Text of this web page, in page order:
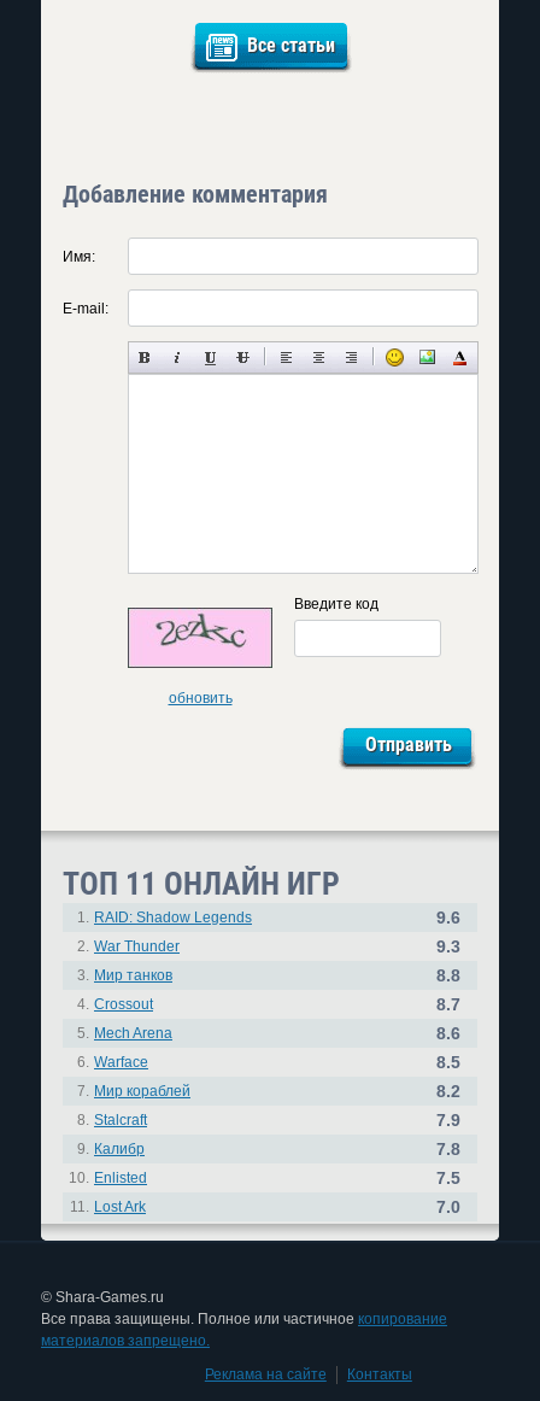
Все статьи
Добавление комментария
Имя:
E-mail:
обновить
Введите код
ТОП 11 ОНЛАЙН ИГР
1. RAID: Shadow Legends 9.6
2. War Thunder 9.3
3. Мир танков 8.8
4. Crossout 8.7
5. Mech Arena 8.6
6. Warface 8.5
7. Мир кораблей 8.2
8. Stalcraft 7.9
9. Калибр 7.8
10. Enlisted 7.5
11. Lost Ark 7.0
© Shara-Games.ru
Все права защищены. Полное или частичное копирование
материалов запрещено.
Реклама на сайте
Контакты